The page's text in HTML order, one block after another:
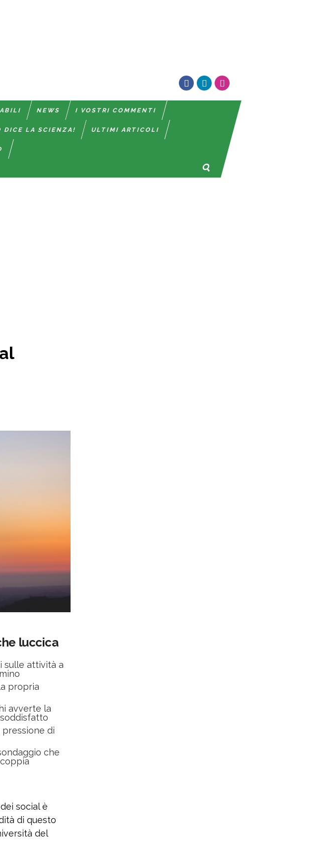
NEWS I VOSTRI COMMENTI
DICE LA SCIENZA! ULTIMI ARTICOLI
luccica
sulle attività a
propria
avverte la
di
che
social è
di questo
del